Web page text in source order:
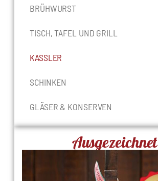
BRÜHWURST
TISCH, TAFEL UND GRILL
KASSLER
SCHINKEN
GLÄSER & KONSERVEN
Ausgezeichnet